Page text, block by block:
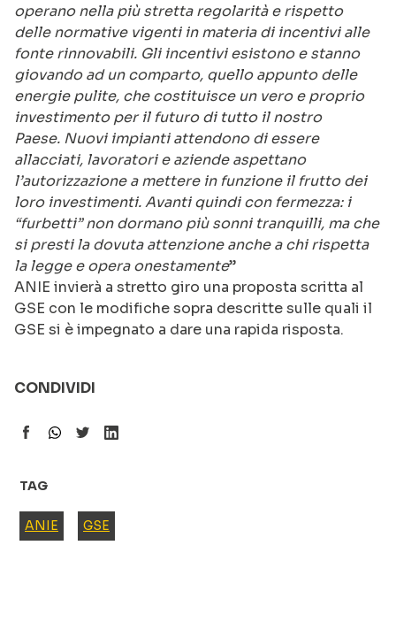
operano nella più stretta regolarità e rispetto
delle normative vigenti in materia di incentivi alle
fonte rinnovabili. Gli incentivi esistono e stanno
giovando ad un comparto, quello appunto delle
energie pulite, che costituisce un vero e proprio
investimento per il futuro di tutto il nostro
Paese. Nuovi impianti attendono di essere
allacciati, lavoratori e aziende aspettano
l’autorizzazione a mettere in funzione il frutto dei
loro investimenti.Avanti quindi con fermezza: i
“furbetti” non dormano più sonni tranquilli, ma che
si presti la dovuta attenzione anche a chi rispetta
la legge e opera onestamente”
ANIE invierà a stretto giro una proposta scritta al
GSE con le modifiche sopra descritte sulle quali il
GSE si è impegnato a dare una rapida risposta.
CONDIVIDI
TAG
ANIE GSE